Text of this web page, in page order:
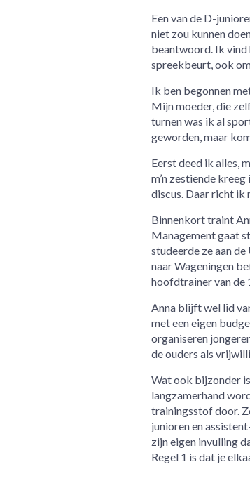
Een van de D-
niet zou kunnen
beantwoord. Ik vind
spreekbeurt, ook
Ik ben begonnen
Mijn moeder, die
turnen was ik al
geworden, maar
Eerst deed ik alles,
m’n zestiende
discus. Daar richt ik
Binnenkort traint
Management gaat
studeerde ze aan
naar Wageningen
hoofdtrainer van de
Anna blijft wel lid
met een eigen
organiseren
de ouders als
Wat ook bijzonder
langzamerhand
trainingsstof door.
junioren en
zijn eigen invulling
Regel 1 is dat je